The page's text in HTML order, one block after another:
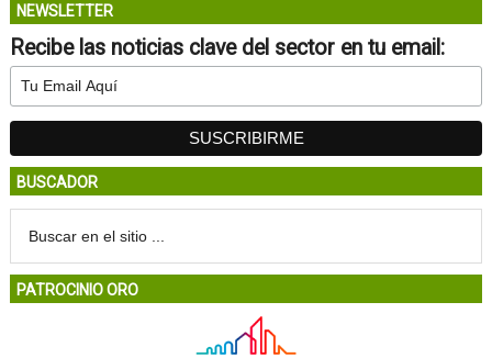
NEWSLETTER
Recibe las noticias clave del sector en tu email:
BUSCADOR
PATROCINIO ORO